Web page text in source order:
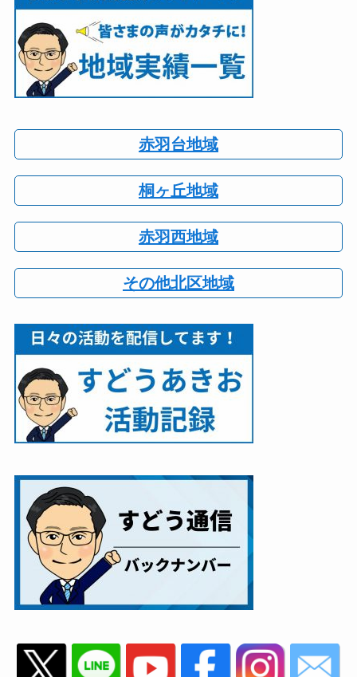
赤羽台地域
桐ヶ丘地域
赤羽西地域
その他北区地域